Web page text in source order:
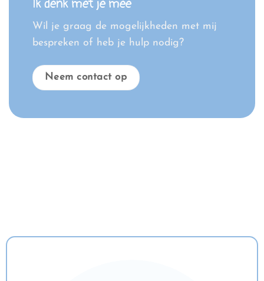
Ik denk met je mee
Wil je graag de mogelijkheden met mij
bespreken of heb je hulp nodig?
Neem contact op